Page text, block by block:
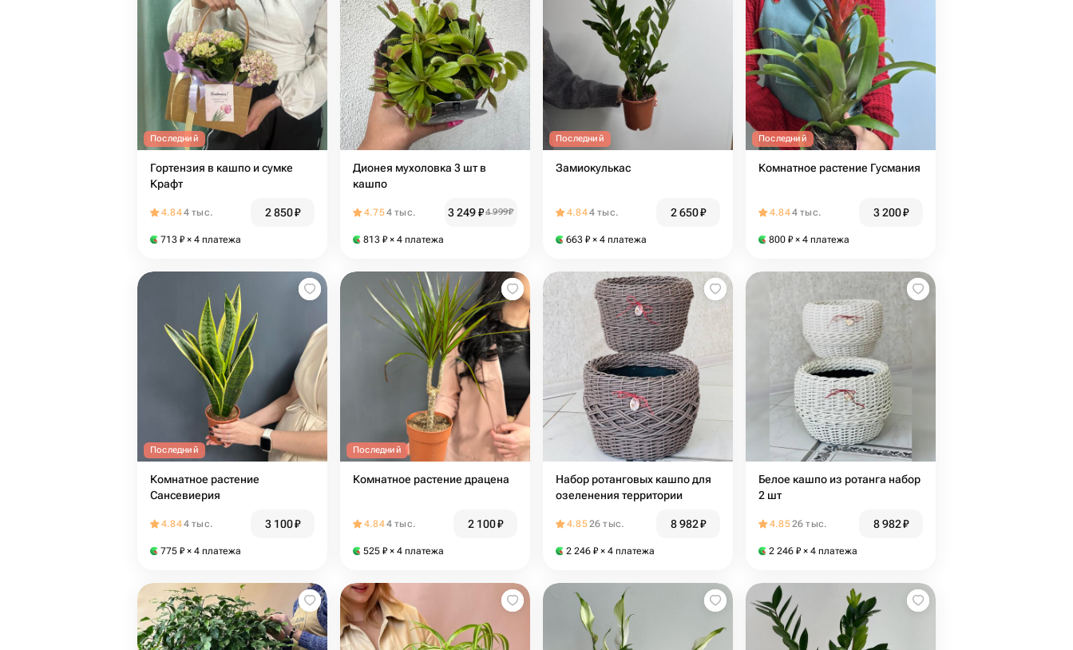
Последний
Гортензия в кашпо и сумке
Крафт
4.844 тыс. 2 850₽
713 ₽ × 4 платежа
Дионея мухоловка 3 шт в
кашпо
4.754 тыс. 3 249₽4 999₽
813 ₽ × 4 платежа
Последний
Замиокулькас
4.844 тыс. 2 650₽
663 ₽ × 4 платежа
Последний
Комнатное растение Гусмания
4.844 тыс. 3 200₽
800 ₽ × 4 платежа
Последний
Комнатное растение
Сансевиерия
4.844 тыс. 3 100₽
775 ₽ × 4 платежа
Последний
Комнатное растение драцена
4.844 тыс. 2 100₽
525 ₽ × 4 платежа
Набор ротанговых кашпо для
озеленения территории
4.8526 тыс. 8 982₽
2 246 ₽ × 4 платежа
Белое кашпо из ротанга набор
2 шт
4.8526 тыс. 8 982₽
2 246 ₽ × 4 платежа